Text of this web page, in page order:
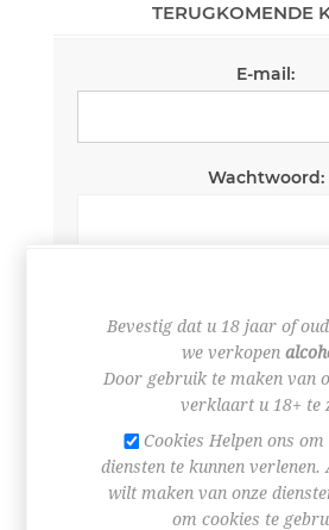
TERUGKOMENDE
E-mail:
Wachtwoord:
Wachtwoord
INLOGGEN
Bevestig dat u 18 jaar of
we verkopen
Door gebruik te maken van
verklaart u 18+ te
Cookies Helpen ons om
diensten te kunnen verlenen.
wilt maken van onze
om cookies te